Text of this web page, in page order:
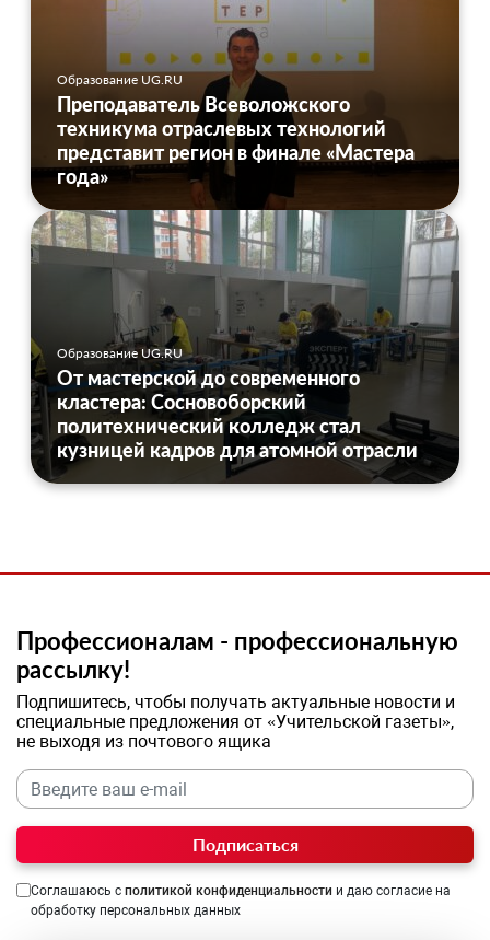
Образование UG.RU
Преподаватель Всеволожского
техникума отраслевых технологий
представит регион в финале «Мастера
года»
Образование UG.RU
От мастерской до современного
кластера: Сосновоборский
политехнический колледж стал
кузницей кадров для атомной отрасли
Профессионалам - профессиональную
рассылку!
Подпишитесь, чтобы получать актуальные новости и
специальные предложения от «Учительской газеты»,
не выходя из почтового ящика
Подписаться
Соглашаюсь с политикой конфиденциальности и даю согласие на
обработку персональных данных